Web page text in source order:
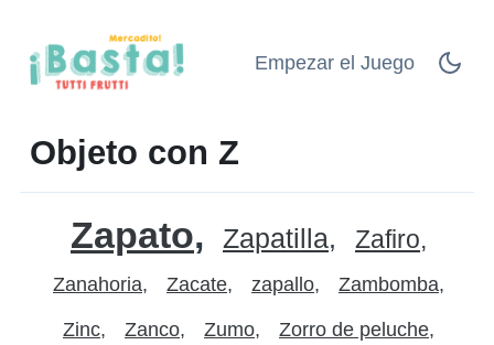
Empezar el Juego
Objeto con Z
Zapato Zapatilla Zafiro
Zanahoria Zacate zapallo Zambomba
Zinc Zanco Zumo Zorro de peluche